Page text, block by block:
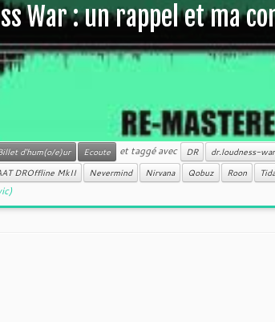
War : un rappel et ma
d'hum(o/e)ur Ecoute et taggé avec DR dr.loudness-war
DROffline MkII Nevermind Nirvana Qobuz Roon